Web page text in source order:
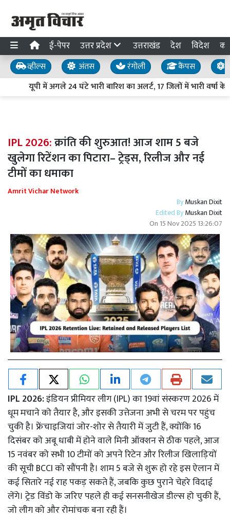
ई-पेपर उत्तर प्रदेश उत्तराखंड देश विदेश
व्हील्स अंतस रंगोली कैंपस
यूपी में अगले 24 घंटे भारी बारिश का अलर्ट, 17 जिलों में भारी वर्षा
IPL 2026:क्रांति की शुरुआत! आज शाम 5 बजे
खुलेगा रिटेंशन का पिटारा– ट्रेड्स, रिलीज और नई
टीमों का धमाका
Amrit Vichar Network
ByMuskan Dixit
Edited ByMuskan Dixit
On 15 Nov 2025 13:26:07
IPL 2026:इंडियन प्रीमियर लीग (IPL) का 19वां संस्करण 2026 में
धूम मचाने को तैयार है, और इसकी उत्तेजना अभी से चरम पर पहुंच
चुकी है। फ्रेंचाइजियां जोर-शोर से तैयारी में जुटी हैं, क्योंकि 16
दिसंबर को अबू धाबी में होने वाले मिनी ऑक्शन से ठीक पहले, आज
15 नवंबर को सभी 10 टीमों को अपने रिटेन और रिलीज खिलाड़ियों
की सूची BCCI को सौंपनी है। शाम 5 बजे से शुरू हो रहे इस ऐलान में
कई सितारे नई राह पकड़ सकते हैं, जबकि कुछ पुराने चेहरे विदाई
लेंगे। ट्रेड विंडो के जरिए पहले ही कई सनसनीखेज डील्स हो चुकी हैं,
जो लीग को और रोमांचक बना रही हैं।